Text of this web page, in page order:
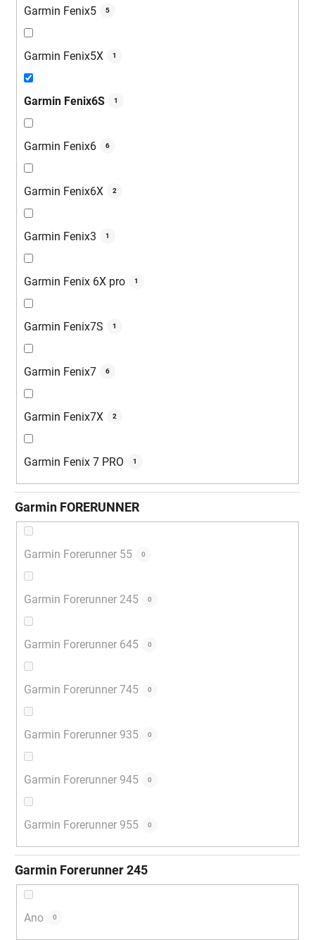
Garmin Fenix5 5
Garmin Fenix5X 1
Garmin Fenix6S 1
Garmin Fenix6 6
Garmin Fenix6X 2
Garmin Fenix3 1
Garmin Fenix 6X pro 1
Garmin Fenix7S 1
Garmin Fenix7 6
Garmin Fenix7X 2
Garmin Fenix 7 PRO 1
Garmin FORERUNNER
Garmin Forerunner 55 0
Garmin Forerunner 245 0
Garmin Forerunner 645 0
Garmin Forerunner 745 0
Garmin Forerunner 935 0
Garmin Forerunner 945 0
Garmin Forerunner 955 0
Garmin Forerunner 245
Ano 0